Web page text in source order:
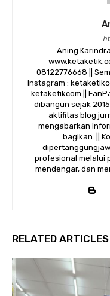
Aning
08122776668 ||
Instagram :
ketaketikcom ||
dibangun sejak
aktifitas blog
mengabarkan
bagikan. ||
profesional melalui
mendengar, dan
RELATED ARTICLES